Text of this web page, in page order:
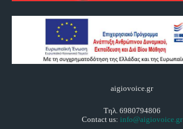
aigiovoice.gr
Τηλ. 6980794806
Contact us: info@aigiovoice.gr